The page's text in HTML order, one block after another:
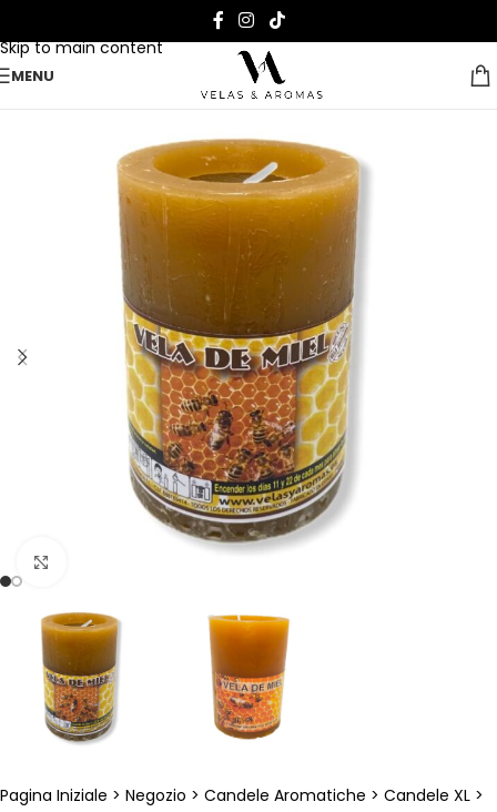
Skip to main content
MENU
Pagina Iniziale > Negozio > Candele Aromatiche > Candele XL >